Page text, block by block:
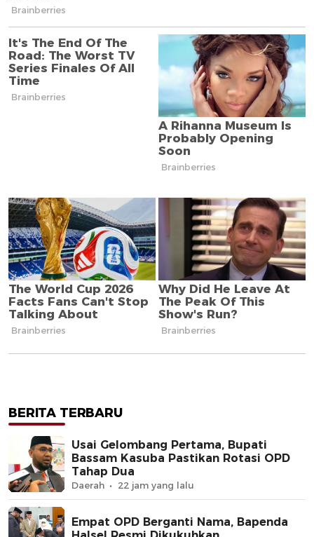
BERITA TERBARU
Usai Gelombang Pertama, Bupati
Bassam Kasuba Pastikan Rotasi OPD
Tahap Dua
Daerah 22 jam yang lalu
Empat OPD Berganti Nama, Bapenda